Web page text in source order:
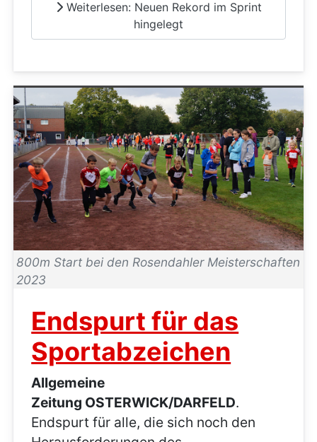
Weiterlesen: Neuen Rekord im Sprint
hingelegt
800m Start bei den Rosendahler Meisterschaften
2023
Endspurt für das
Sportabzeichen
Allgemeine
Zeitung OSTERWICK/DARFELD.
Endspurt für alle, die sich noch den